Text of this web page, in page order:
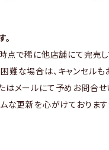
点で稀に他店舗にて完売
な場合は、キャンセルも
メールにて予めお問合せ
な更新を心がけておりま